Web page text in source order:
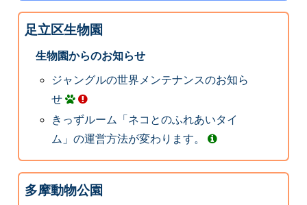
足立区生物園
生物園からのお知らせ
ジャングルの世界メンテナンスのお知ら
せ
きっずルーム「ネコとのふれあいタイ
ム」の運営方法が変わります。
多摩動物公園